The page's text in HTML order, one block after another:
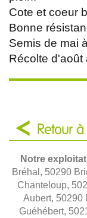
Cote et coeur
Bonne
Semis de mai
Récolte d'août
Retour
Notre
Bréhal, 50290
Chanteloup,
Aubert, 50290
Guéhébert,